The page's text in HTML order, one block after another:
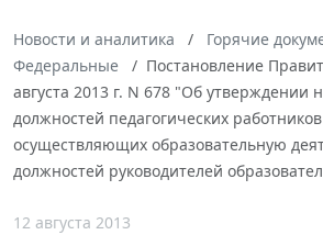
Новости и аналитика
Горячие
Федеральные
Постановление
августа 2013 г. N 678 "Об утверждении
должностей педагогических
осуществляющих образовательную
должностей руководителей
12 августа 2013